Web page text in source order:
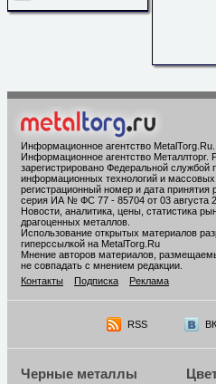
Информационное агентство MetalTorg.Ru
Информационное агентство Металлторг.
зарегистрировано Федеральной службой
информационных технологий и
регистрационный номер и дата принятия
серия ИА № ФС 77 - 85704 от 03 августа
Новости, аналитика, цены, статистика
драгоценных металлов.
Использование открытых материалов
гиперссылкой на MetalTorg.Ru
Мнение авторов материалов,
не совпадать с мнением редакции.
Контакты
Подписка Реклама
RSS
Черные металлы